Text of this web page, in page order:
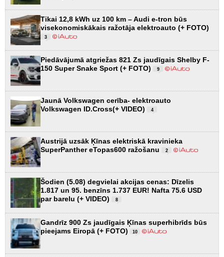
Tikai 12,8 kWh uz 100 km – Audi e-tron būs
visekonomiskākais ražotāja elektroauto (+ FOTO)
3
Piedāvājumā atgriežas 821 Zs jaudīgais Shelby F-
150 Super Snake Sport (+ FOTO)
9
Jaunā Volkswagen cerība- elektroauto
Volkswagen ID.Cross(+ VIDEO)
4
Austrijā uzsāk Ķīnas elektriskā kravinieka
SuperPanther eTopas600 ražošanu
2
Šodien (5.08) degvielai akcijas cenas: Dīzelis
1.817 un 95. benzīns 1.737 EUR! Nafta 75.6 USD
par barelu (+ VIDEO)
8
Gandrīz 900 Zs jaudīgais Ķīnas superhibrīds būs
pieejams Eiropā (+ FOTO)
10